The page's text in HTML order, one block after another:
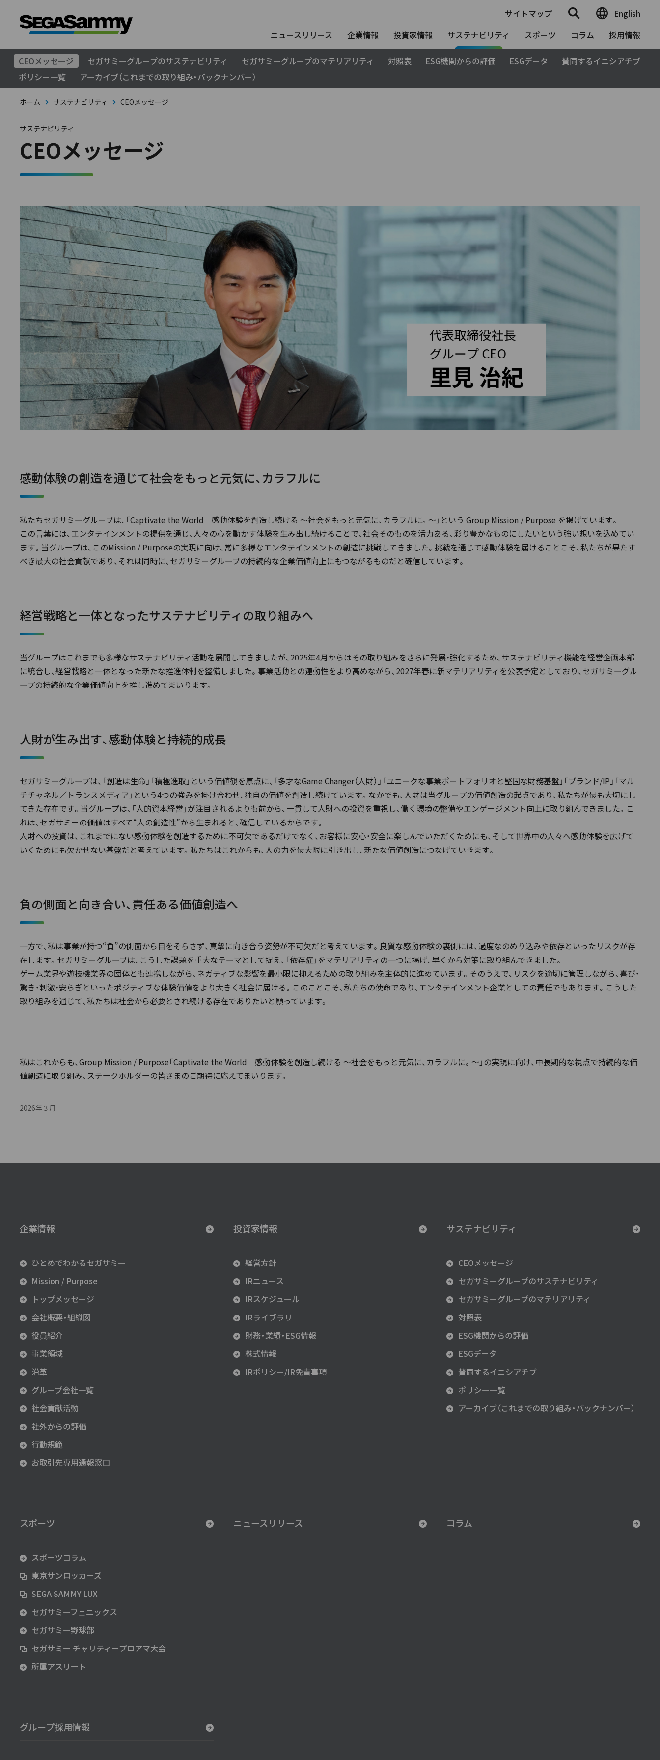
サイトマップ
ニュースリリース
企業情報 投資家情報 サステナビリティ スポーツ コラム 採用情報
English
CEOメッセージ セガサミーグループのサステナビリティ セガサミーグループのマテリアリティ 対照表 ESG機関からの評価 ESGデータ
賛同するイニシアチブ
ポリシー一覧
アーカイブ（これまでの取り組み・バックナンバー）
ホーム サステナビリティ CEOメッセージ
サステナビリティ
CEOメッセージ
感動体験の創造を通じて社会をもっと元気に、カラフルに
私たちセガサミーグループは、「Captivate the World 感動体験を創造し続ける ～社会をもっと元気に、カラフルに。～」という Group Mission / Purpose を掲げています。
この言葉には、エンタテインメントの提供を通じ、人々の心を動かす体験を生み出し続けることで、社会そのものを活力ある、彩り豊かなものにしたいという強い想いを込めてい
ます。当グループは、このMission / Purposeの実現に向け、常に多様なエンタテインメントの創造に挑戦してきました。挑戦を通じて感動体験を届けることこそ、私たちが果たす
べき最大の社会貢献であり、それは同時に、セガサミーグループの持続的な企業価値向上にもつながるものだと確信しています。
経営戦略と一体となったサステナビリティの取り組みへ
当グループはこれまでも多様なサステナビリティ活動を展開してきましたが、2025年4月からはその取り組みをさらに発展・強化するため、サステナビリティ機能を経営企画本部
に統合し、経営戦略と一体となった新たな推進体制を整備しました。事業活動との連動性をより高めながら、2027年春に新マテリアリティを公表予定としており、セガサミーグル
ープの持続的な企業価値向上を推し進めてまいります。
人財が生み出す、感動体験と持続的成長
セガサミーグループは、「創造は生命」「積極進取」という価値観を原点に、「多才なGame Changer（人財）」「ユニークな事業ポートフォリオと堅固な財務基盤」「ブランド/IP」「マル
チチャネル／トランスメディア」という4つの強みを掛け合わせ、独自の価値を創造し続けています。なかでも、人財は当グループの価値創造の起点であり、私たちが最も大切にし
てきた存在です。当グループは、「人的資本経営」が注目されるよりも前から、一貫して人財への投資を重視し、働く環境の整備やエンゲージメント向上に取り組んできました。こ
れは、セガサミーの価値はすべて“人の創造性”から生まれると、確信しているからです。
人財への投資は、これまでにない感動体験を創造するために不可欠であるだけでなく、お客様に安心・安全に楽しんでいただくためにも、そして世界中の人々へ感動体験を広げて
いくためにも欠かせない基盤だと考えています。私たちはこれからも、人の力を最大限に引き出し、新たな価値創造につなげていきます。
負の側面と向き合い、責任ある価値創造へ
一方で、私は事業が持つ“負”の側面から目をそらさず、真摯に向き合う姿勢が不可欠だと考えています。良質な感動体験の裏側には、過度なのめり込みや依存といったリスクが存
在します。セガサミーグループは、こうした課題を重大なテーマとして捉え、「依存症」をマテリアリティの一つに掲げ、早くから対策に取り組んできました。
ゲーム業界や遊技機業界の団体とも連携しながら、ネガティブな影響を最小限に抑えるための取り組みを主体的に進めています。そのうえで、リスクを適切に管理しながら、喜び・
驚き・刺激・安らぎといったポジティブな体験価値をより大きく社会に届ける。このことこそ、私たちの使命であり、エンタテインメント企業としての責任でもあります。こうした
取り組みを通じて、私たちは社会から必要とされ続ける存在でありたいと願っています。
私はこれからも、Group Mission / Purpose「Captivate the World 感動体験を創造し続ける ～社会をもっと元気に、カラフルに。～」の実現に向け、中長期的な視点で持続的な価
値創造に取り組み、ステークホルダーの皆さまのご期待に応えてまいります。
2026年３月
企業情報
ひとめでわかるセガサミー
Mission / Purpose
トップメッセージ
会社概要・組織図
役員紹介
事業領域
沿革
グループ会社一覧
社会貢献活動
社外からの評価
行動規範
お取引先専用通報窓口
投資家情報
経営方針
IRニュース
IRスケジュール
IRライブラリ
財務・業績・ESG情報
株式情報
IRポリシー/IR免責事項
サステナビリティ
CEOメッセージ
セガサミーグループのサステナビリティ
セガサミーグループのマテリアリティ
対照表
ESG機関からの評価
ESGデータ
賛同するイニシアチブ
ポリシー一覧
アーカイブ（これまでの取り組み・バックナンバー）
スポーツ
スポーツコラム
東京サンロッカーズ
SEGA SAMMY LUX
セガサミーフェニックス
セガサミー野球部
セガサミー チャリティープロアマ大会
所属アスリート
ニュースリリース コラム
グループ採用情報